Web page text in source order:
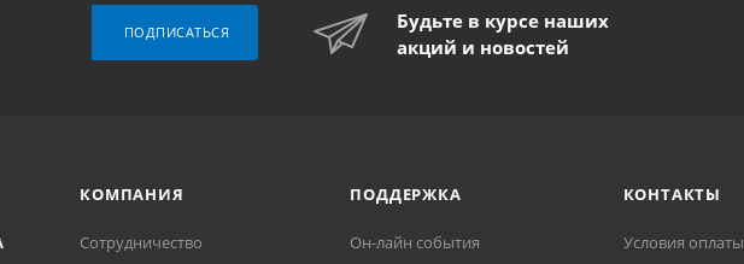
Будьте в курсе наших
акций и новостей
ПОДПИСАТЬСЯ
КОМПАНИЯ
Сотрудничество
ПОДДЕРЖКА
Он-лайн события
КОНТАКТЫ
Условия оплаты